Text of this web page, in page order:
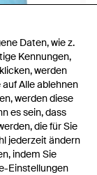
Daten, wie z.
Kennungen,
werden
Alle ablehnen
werden diese
es sein, dass
die für Sie
jederzeit ändern
indem Sie
Einstellungen
Daten, wie z.
Kennungen,
werden
Alle ablehnen
werden diese
es sein, dass
die für Sie
jederzeit ändern
indem Sie
Einstellungen
€
YOU